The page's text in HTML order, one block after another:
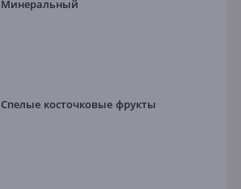
Минеральный
Спелые косточковые фрукты